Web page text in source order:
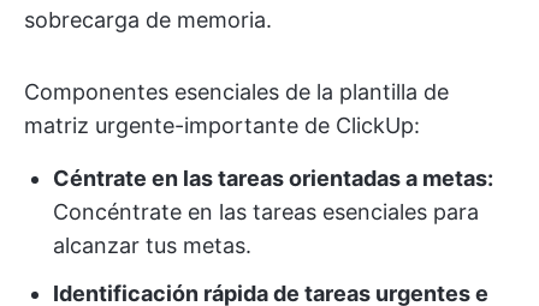
sobrecarga de memoria.
Componentes esenciales de la plantilla de
matriz urgente-importante de ClickUp:
Céntrate en las tareas orientadas a metas:
Concéntrate en las tareas esenciales para
alcanzar tus metas.
Identificación rápida de tareas urgentes e